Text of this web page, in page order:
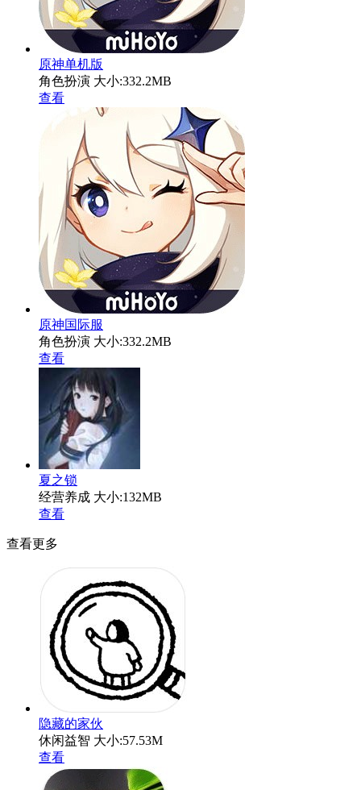
原神单机版
角色扮演 大小:332.2MB
查看
原神国际服
角色扮演 大小:332.2MB
查看
夏之锁
经营养成 大小:132MB
查看
查看更多
隐藏的家伙
休闲益智 大小:57.53M
查看